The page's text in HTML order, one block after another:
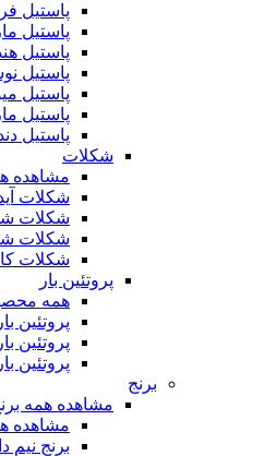
پاستیل
پاستیل
پاستیل
پاستیل
پاستیل
پاستیل
پاستیل
شکلات
مشاهده
شکلات
شکلات
شکلات
شکلات
پروتئین بار
همه
پروتئین
پروتئین
پروتئین
برنج
مشاهده همه
مشاهده
برنج نیم